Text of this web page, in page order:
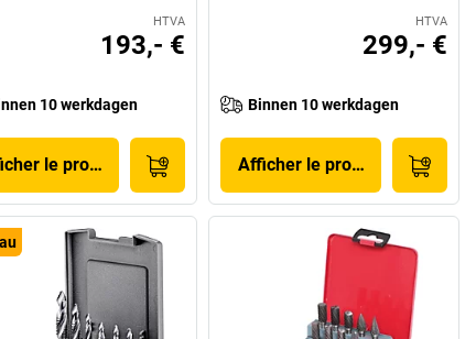
HTVA
193,- €
10 werkdagen
le produit
HTVA
299,- €
Binnen 10 werkdagen
Afficher le produit